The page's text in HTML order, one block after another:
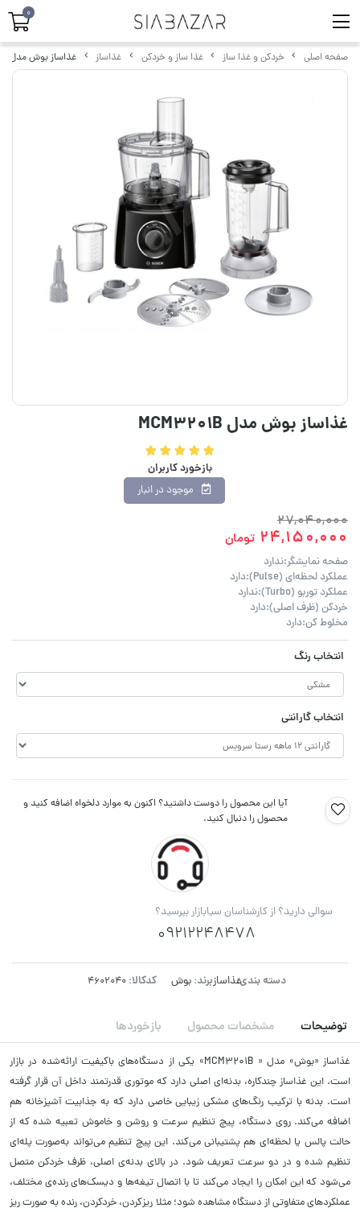
صفحه اصلی خردکن و غذا ساز غذا ساز و خردکن غذاساز غذاساز بوش مدل MCM3201B
غذاساز بوش مدل MCM3201B
بازخورد کاربران
موجود در انبار
27,040,000
24,150,000 تومان
صفحه نمایشگر:ندارد
عملکرد لحظه‌ای (Pulse):دارد
عملکرد توربو (Turbo):ندارد
خردکن (ظرف اصلی):دارد
مخلوط کن:دارد
انتخاب رنگ
انتخاب گارانتی
آیا این محصول را دوست داشتید؟ اکنون به موارد دلخواه اضافه کنید و
محصول را دنبال کنید.
سوالی دارید؟ از کارشناسان سیابازار بپرسید؟
09212248478
دسته بندی:غذاسازبرند: بوش کدکالا:
توضیحات مشخصات محصول بازخوردها
غذاساز «بوش» مدل « MCM3201B» یکی از دستگاه‌های باکیفیت ارائه‌شده در بازار
است. این غذاساز چندکاره، بدنه‌ای اصلی دارد که موتوری قدرتمند داخل آن قرار گرفته
است. بدنه با ترکیب رنگ‌های مشکی زیبایی خاصی دارد که به جذابیت آشپزخانه هم
اضافه می‌کند. روی دستگاه، پیچ تنظیم سرعت و روشن و خاموش تعبیه ‌شده که از
حالت پالس یا لحظه‌ای هم پشتیبانی می‌کند. این پیچ تنظیم می‌تواند به‌صورت پله‌ای
تنظیم شده و در دو سرعت تعریف شود. در بالای بدنه‌ی اصلی، ظرف خردکن متصل
می‌شود که این امکان را ایجاد می‌کند تا با اتصال تیغه‌ها و دیسک‌های رنده‌ی مختلف،
عملکردهای متفاوتی از دستگاه مشاهده شود؛ مثلا ریزکردن، خردکردن، رنده به صورت ریز
0